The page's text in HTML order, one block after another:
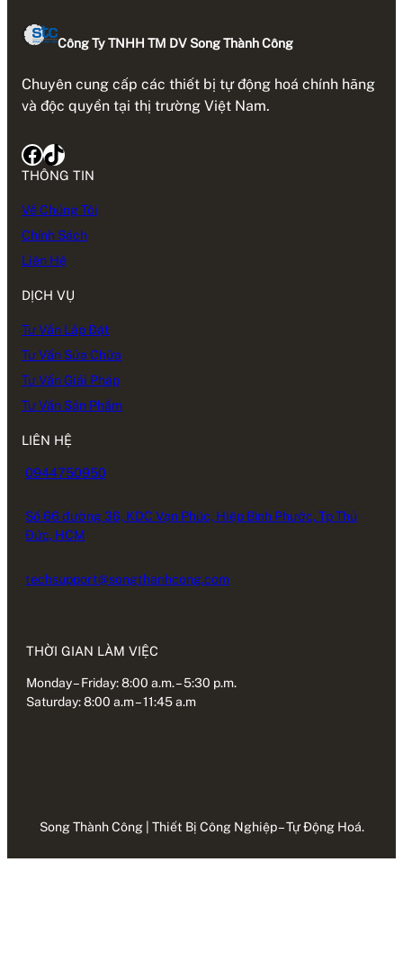
Công Ty TNHH TM DV Song Thành Công
Chuyên cung cấp các thiết bị tự động hoá chính hãng
và độc quyền tại thị trường Việt Nam.
Facebook TikTok
THÔNG TIN
Về Chúng Tôi
Chính Sách
Liên Hệ
DỊCH VỤ
Tư Vấn Lắp Đặt
Tư Vấn Sửa Chữa
Tư Vấn Giải Pháp
Tư Vấn Sản Phẩm
LIÊN HỆ
0944750950
Số 66 đường 36, KDC Vạn Phúc, Hiệp Bình Phước, Tp Thủ
Đức, HCM
techsupport@songthanhcong.com
THỜI GIAN LÀM VIỆC
Monday – Friday: 8:00 a.m. – 5:30 p.m.
Saturday: 8:00 a.m – 11:45 a.m
Song Thành Công | Thiết Bị Công Nghiệp – Tự Động Hoá.